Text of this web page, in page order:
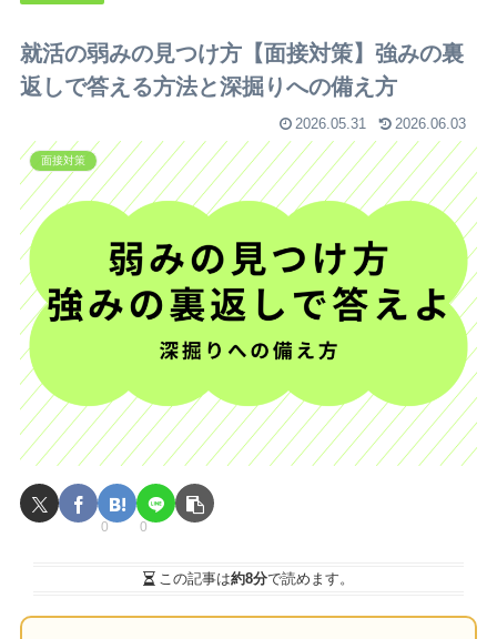
就活の弱みの見つけ方【面接対策】強みの裏
返しで答える方法と深掘りへの備え方
2026.05.31 2026.06.03
面接対策
0 0
この記事は約8分で読めます。